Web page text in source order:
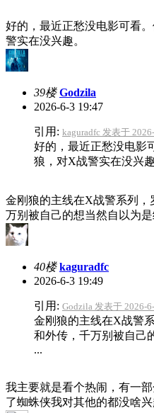
好的，最近正愁没电影可看
警实在没兴趣。
39楼 Godzila
2026-6-3 19:47
引用: kaguradfc 发表于
好的，最近正愁没电影
狼，对X战警实在没兴
金刚狼的主线在X战警系列
万别被自己的想当然自以为
40楼 kaguradfc
2026-6-3 19:49
引用: Godzila 发表于 2026-
金刚狼的主线在X战警
和外传，千万别被自己
...
我主要就是看个热闹，有一
了蜘蛛侠我对其他的都没啥兴